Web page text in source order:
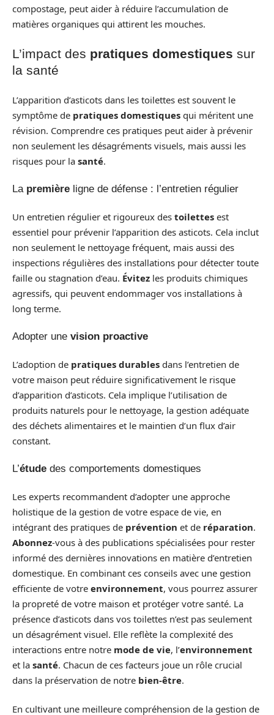
compostage, peut aider à réduire l’accumulation de
matières organiques qui attirent les mouches.
L’impact des pratiques domestiques sur
la santé
L’apparition d’asticots dans les toilettes est souvent le
symptôme de pratiques domestiques qui méritent une
révision. Comprendre ces pratiques peut aider à prévenir
non seulement les désagréments visuels, mais aussi les
risques pour la santé.
La première ligne de défense : l’entretien régulier
Un entretien régulier et rigoureux des toilettes est
essentiel pour prévenir l’apparition des asticots. Cela inclut
non seulement le nettoyage fréquent, mais aussi des
inspections régulières des installations pour détecter toute
faille ou stagnation d’eau. Évitez les produits chimiques
agressifs, qui peuvent endommager vos installations à
long terme.
Adopter une vision proactive
L’adoption de pratiques durables dans l’entretien de
votre maison peut réduire significativement le risque
d’apparition d’asticots. Cela implique l’utilisation de
produits naturels pour le nettoyage, la gestion adéquate
des déchets alimentaires et le maintien d’un flux d’air
constant.
L’étude des comportements domestiques
Les experts recommandent d’adopter une approche
holistique de la gestion de votre espace de vie, en
intégrant des pratiques de prévention et de réparation.
Abonnez-vous à des publications spécialisées pour rester
informé des dernières innovations en matière d’entretien
domestique. En combinant ces conseils avec une gestion
efficiente de votre environnement, vous pourrez assurer
la propreté de votre maison et protéger votre santé. La
présence d’asticots dans vos toilettes n’est pas seulement
un désagrément visuel. Elle reflète la complexité des
interactions entre notre mode de vie, l’environnement
et la santé. Chacun de ces facteurs joue un rôle crucial
dans la préservation de notre bien-être.
En cultivant une meilleure compréhension de la gestion de